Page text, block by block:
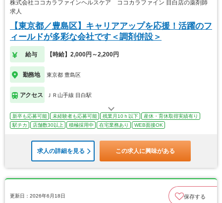
株式会社ココカラファインヘルスケア ココカラファイン 目白店の薬剤師
求人
【東京都／豊島区】キャリアアップを応援！活躍のフ
ィールドが多彩な会社です＜調剤併設＞
給与 【時給】2,000円～2,200円
勤務地 東京都 豊島区
アクセス ＪＲ山手線 目白駅
新卒も応募可能 未経験者も応募可能 残業月10ｈ以下
産休・育休取得実績有り
駅チカ
店舗数30以上 積極採用中 在宅業務あり WEB面接OK
求人の詳細を見る この求人に興味がある
更新日：2026年6月18日 保存する